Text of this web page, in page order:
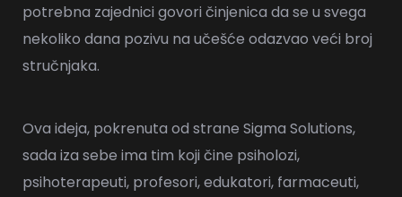
potrebna zajednici govori činjenica da se u svega
nekoliko dana pozivu na učešće odazvao veći broj
stručnjaka.
Ova ideja, pokrenuta od strane Sigma Solutions,
sada iza sebe ima tim koji čine psiholozi,
psihoterapeuti, profesori, edukatori, farmaceuti,